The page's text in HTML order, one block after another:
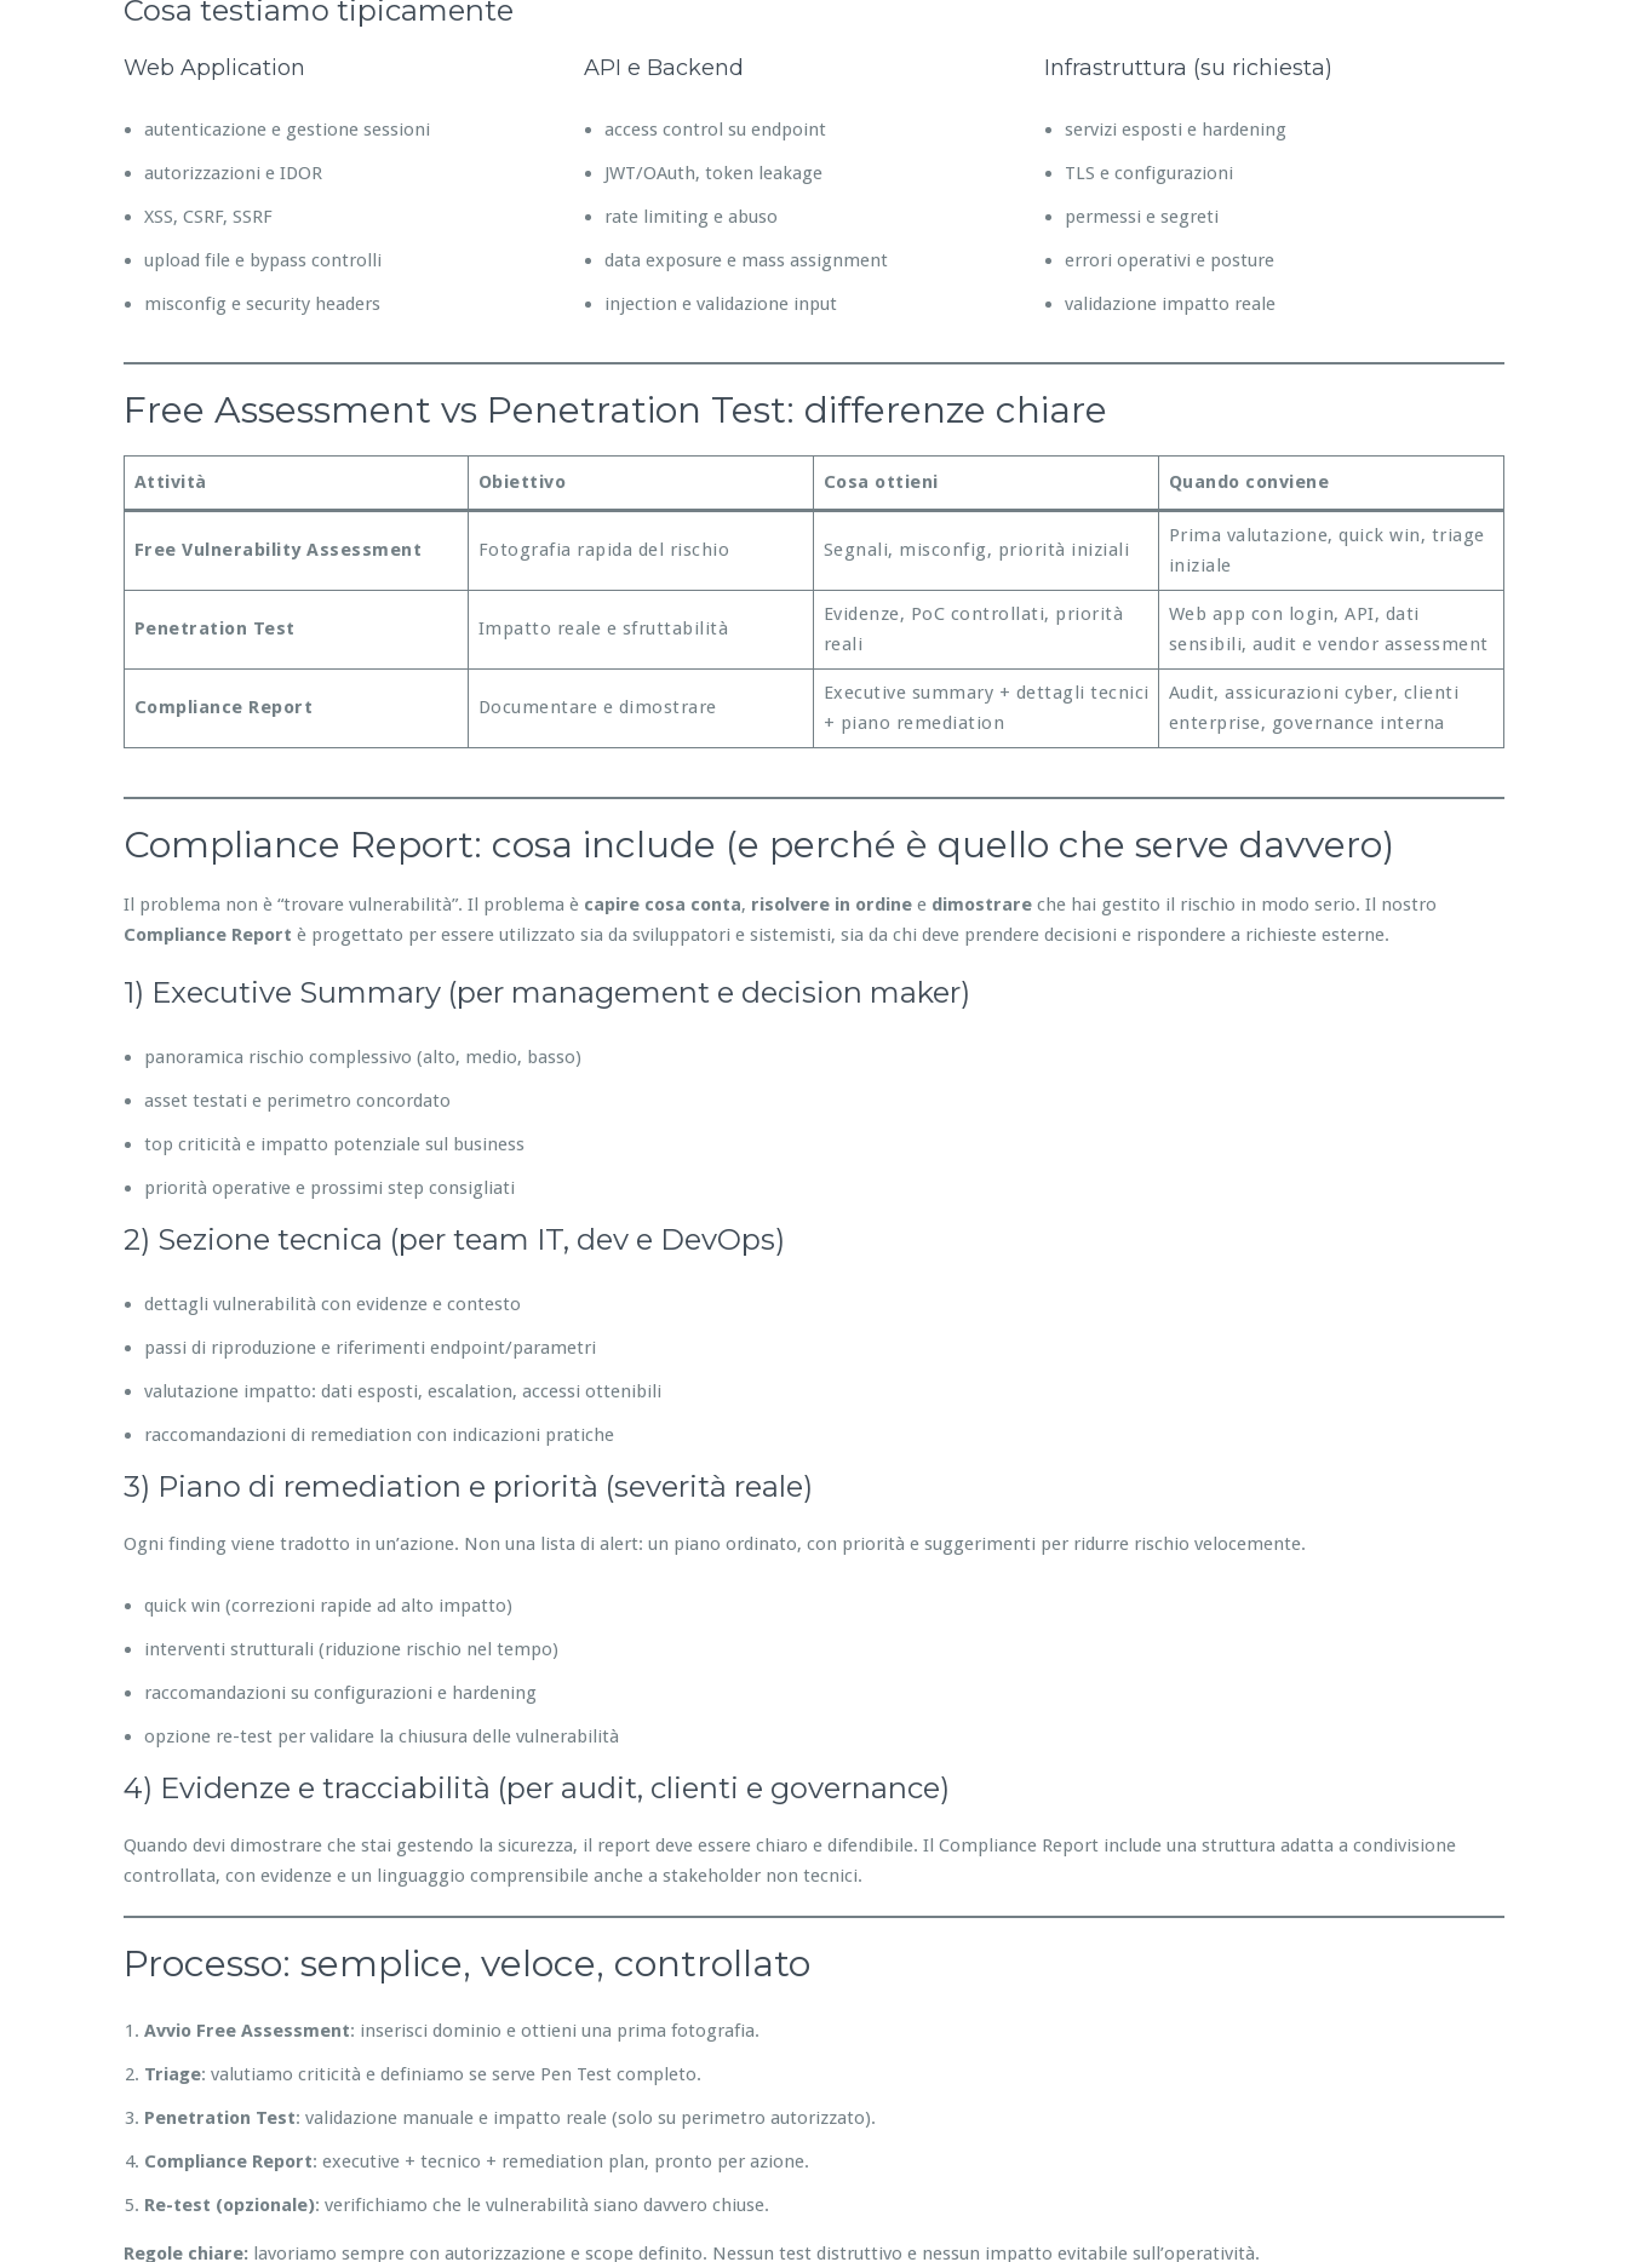
Cosa testiamo tipicamente
Web Application
autenticazione e gestione sessioni
autorizzazioni e IDOR
XSS, CSRF, SSRF
upload file e bypass controlli
misconfig e security headers
API e Backend
access control su endpoint
JWT/OAuth, token leakage
rate limiting e abuso
data exposure e mass assignment
injection e validazione input
Infrastruttura (su richiesta)
servizi esposti e hardening
TLS e configurazioni
permessi e segreti
errori operativi e posture
validazione impatto reale
Free Assessment vs Penetration Test: differenze chiare
Attività Obiettivo Cosa ottieni Quando conviene
Free Vulnerability Assessment Fotografia rapida del rischio Segnali, misconfig, priorità iniziali
Prima valutazione, quick win, triage
iniziale
Penetration Test Impatto reale e sfruttabilità
Evidenze, PoC controllati, priorità
reali
Web app con login, API, dati
sensibili, audit e vendor assessment
Compliance Report Documentare e dimostrare
Executive summary + dettagli tecnici
+ piano remediation
Audit, assicurazioni cyber, clienti
enterprise, governance interna
Compliance Report: cosa include (e perché è quello che serve davvero)
Il problema non è “trovare vulnerabilità”. Il problema è capire cosa conta, risolvere in ordine e dimostrare che hai gestito il rischio in modo serio. Il nostro
Compliance Report è progettato per essere utilizzato sia da sviluppatori e sistemisti, sia da chi deve prendere decisioni e rispondere a richieste esterne.
1) Executive Summary (per management e decision maker)
panoramica rischio complessivo (alto, medio, basso)
asset testati e perimetro concordato
top criticità e impatto potenziale sul business
priorità operative e prossimi step consigliati
2) Sezione tecnica (per team IT, dev e DevOps)
dettagli vulnerabilità con evidenze e contesto
passi di riproduzione e riferimenti endpoint/parametri
valutazione impatto: dati esposti, escalation, accessi ottenibili
raccomandazioni di remediation con indicazioni pratiche
3) Piano di remediation e priorità (severità reale)
Ogni finding viene tradotto in un’azione. Non una lista di alert: un piano ordinato, con priorità e suggerimenti per ridurre rischio velocemente.
quick win (correzioni rapide ad alto impatto)
interventi strutturali (riduzione rischio nel tempo)
raccomandazioni su configurazioni e hardening
opzione re-test per validare la chiusura delle vulnerabilità
4) Evidenze e tracciabilità (per audit, clienti e governance)
Quando devi dimostrare che stai gestendo la sicurezza, il report deve essere chiaro e difendibile. Il Compliance Report include una struttura adatta a condivisione
controllata, con evidenze e un linguaggio comprensibile anche a stakeholder non tecnici.
Processo: semplice, veloce, controllato
Avvio Free Assessment: inserisci dominio e ottieni una prima fotografia.
Triage: valutiamo criticità e definiamo se serve Pen Test completo.
Penetration Test: validazione manuale e impatto reale (solo su perimetro autorizzato).
Compliance Report: executive + tecnico + remediation plan, pronto per azione.
Re-test (opzionale): verifichiamo che le vulnerabilità siano davvero chiuse.
Regole chiare: lavoriamo sempre con autorizzazione e scope definito. Nessun test distruttivo e nessun impatto evitabile sull’operatività.